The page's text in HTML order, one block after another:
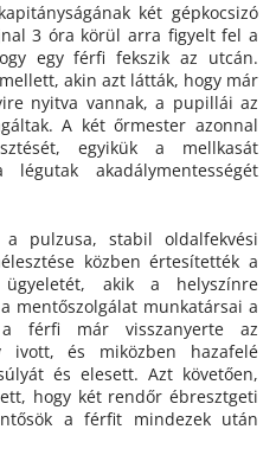
két gépkocsizó
3 óra körül arra figyelt fel a
egy férfi fekszik az utcán.
akin azt látták, hogy már
nyitva vannak, a pupillái az
A két őrmester azonnal
egyikük a mellkasát
akadálymentességét
pulzusa, stabil oldalfekvési
közben értesítették a
ügyeletét, akik a helyszínre
mentőszolgálat munkatársai a
férfi már visszanyerte az
ivott, és miközben hazafelé
és elesett. Azt követően,
hogy két rendőr ébresztgeti
a férfit mindezek után